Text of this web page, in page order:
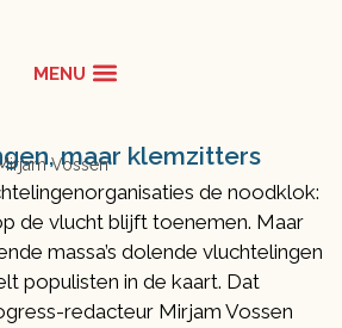
maar klemzitters
Vossen
de noodklok:
de vlucht blijft toenemen. Maar
massa’s dolende vluchtelingen
populisten in de kaart. Dat
redacteur Mirjam Vossen